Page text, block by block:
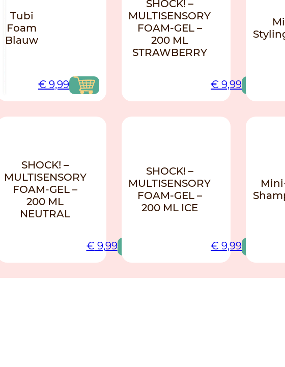
Tubi
Foam
Blauw
€ 9,99
SHOCK! –
MULTISENSORY
FOAM-GEL –
200 ML
STRAWBERRY
€ 9,99
SHOCK! –
MULTISENSORY
FOAM-GEL –
200 ML
NEUTRAL
€ 9,99
SHOCK! –
MULTISENSORY
FOAM-GEL –
200 ML ICE
€ 9,99